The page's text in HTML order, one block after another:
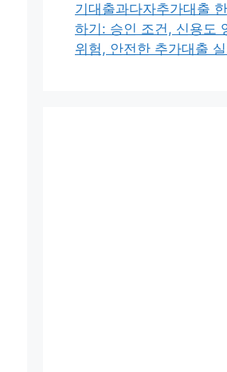
기대출과다자추가대출
하기: 승인 조건, 신용도
위험, 안전한 추가대출